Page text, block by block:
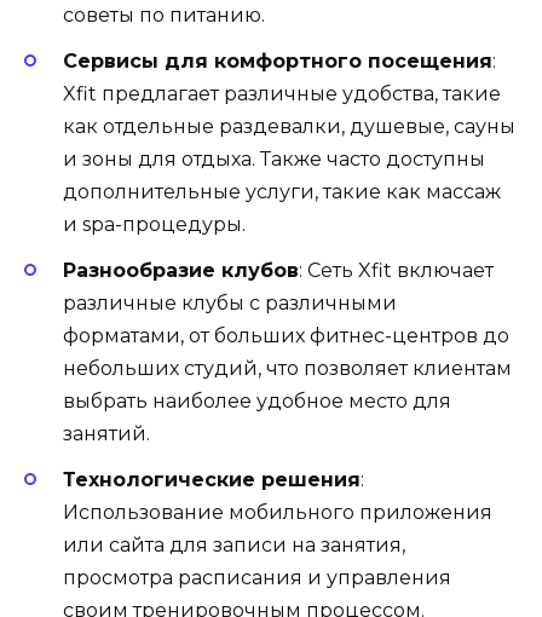
советы по питанию.
Сервисы для комфортного посещения:
Xfit предлагает различные удобства, такие
как отдельные раздевалки, душевые, сауны
и зоны для отдыха. Также часто доступны
дополнительные услуги, такие как массаж
и spa-процедуры.
Разнообразие клубов: Сеть Xfit включает
различные клубы с различными
форматами, от больших фитнес-центров до
небольших студий, что позволяет клиентам
выбрать наиболее удобное место для
занятий.
Технологические решения:
Использование мобильного приложения
или сайта для записи на занятия,
просмотра расписания и управления
своим тренировочным процессом.